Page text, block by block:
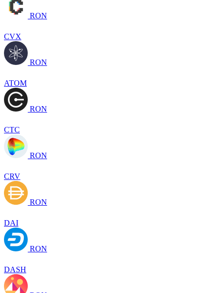
RON
CVX
RON
ATOM
RON
CTC
RON
CRV
RON
DAI
RON
DASH